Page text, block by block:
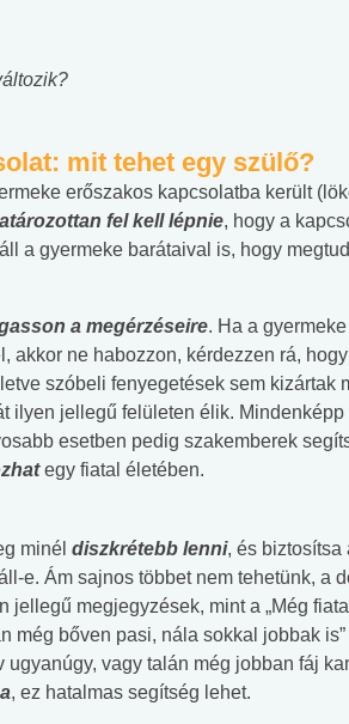
mit tehet egy szülő?
erőszakos kapcsolatba került
fel kell lépnie, hogy a
a gyermeke barátaival is, hogy
a megérzéseire. Ha a
akkor ne habozzon, kérdezzen rá,
szóbeli fenyegetések sem kizártak
ilyen jellegű felületen élik. Mindenképp
esetben pedig szakemberek
egy fiatal életében.
minél diszkrétebb lenni, és biztosítsa
e. Ám sajnos többet nem tehetünk, a
jellegű megjegyzések, mint a „Még
még bőven pasi, nála sokkal jobbak is”
ugyanúgy, vagy talán még jobban fáj
, ez hatalmas segítség lehet.
#Suli, munka
No.42